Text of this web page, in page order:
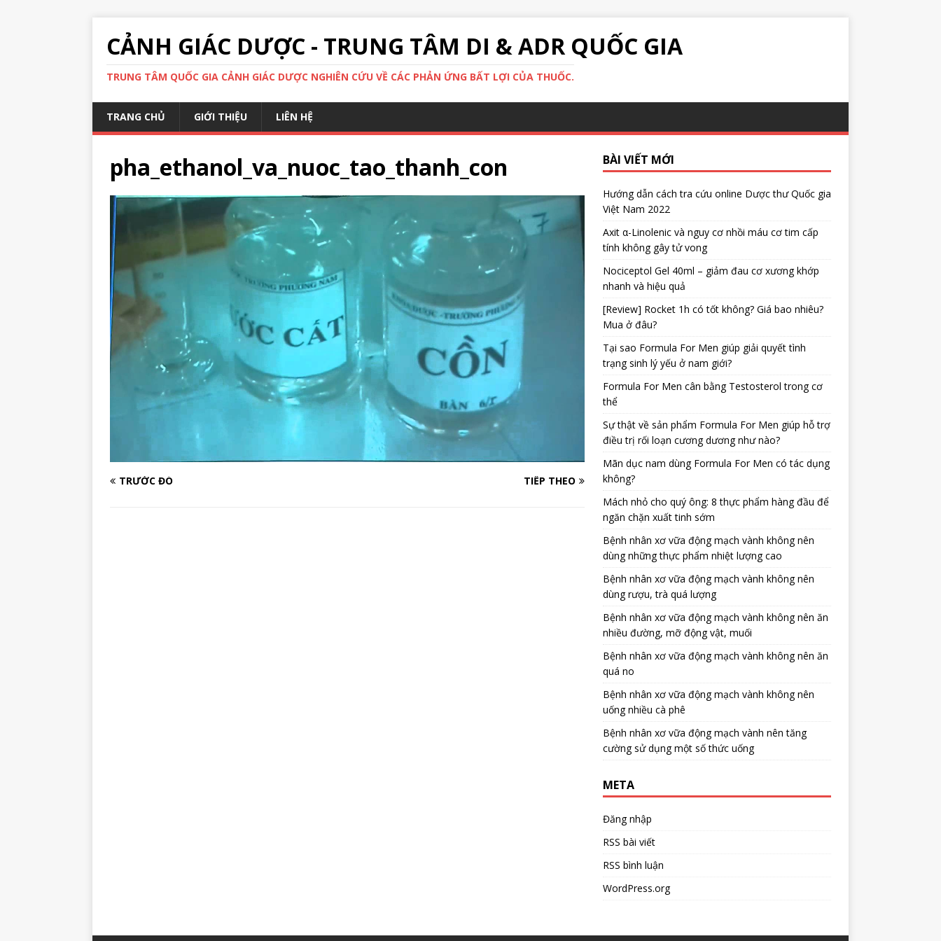
CẢNH GIÁC DƯỢC - TRUNG TÂM DI & ADR QUỐC GIA
TRUNG TÂM QUỐC GIA CẢNH GIÁC DƯỢC NGHIÊN CỨU VỀ CÁC PHẢN ỨNG BẤT LỢI CỦA THUỐC.
TRANG CHỦ GIỚI THIỆU LIÊN HỆ
pha_ethanol_va_nuoc_tao_thanh_con
TRƯỚC ĐÓ TIẾP THEO
BÀI VIẾT MỚI
Hướng dẫn cách tra cứu online Dược thư Quốc gia
Việt Nam 2022
Axit α-Linolenic và nguy cơ nhồi máu cơ tim cấp
tính không gây tử vong
Nociceptol Gel 40ml – giảm đau cơ xương khớp
nhanh và hiệu quả
[Review] Rocket 1h có tốt không? Giá bao nhiêu?
Mua ở đâu?
Tại sao Formula For Men giúp giải quyết tình
trạng sinh lý yếu ở nam giới?
Formula For Men cân bằng Testosterol trong cơ
thể
Sự thật về sản phẩm Formula For Men giúp hỗ trợ
điều trị rối loạn cương dương như nào?
Mãn dục nam dùng Formula For Men có tác dụng
không?
Mách nhỏ cho quý ông: 8 thực phẩm hàng đầu để
ngăn chặn xuất tinh sớm
Bệnh nhân xơ vữa động mạch vành không nên
dùng những thực phẩm nhiệt lượng cao
Bệnh nhân xơ vữa động mạch vành không nên
dùng rượu, trà quá lượng
Bệnh nhân xơ vữa động mạch vành không nên ăn
nhiều đường, mỡ động vật, muối
Bệnh nhân xơ vữa động mạch vành không nên ăn
quá no
Bệnh nhân xơ vữa động mạch vành không nên
uống nhiều cà phê
Bệnh nhân xơ vữa động mạch vành nên tăng
cường sử dụng một số thức uống
META
Đăng nhập
RSS bài viết
RSS bình luận
WordPress.org